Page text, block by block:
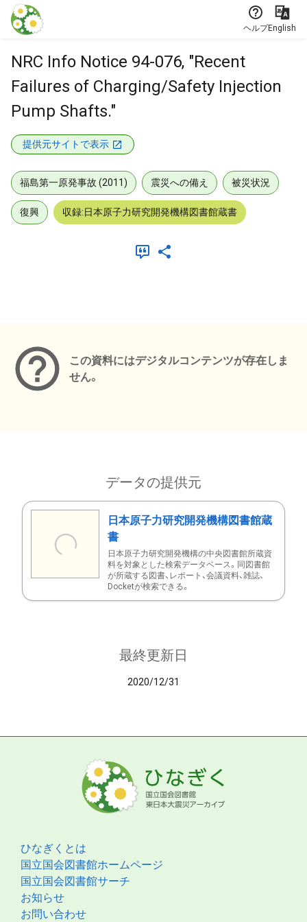
本文に飛ぶ
ヘルプEnglish
NRC Info Notice 94-076, "Recent
Failures of Charging/Safety Injection
Pump Shafts."
提供元サイトで表示
福島第一原発事故 (2011) 震災への備え 被災状況
復興 収録:日本原子力研究開発機構図書館蔵書
この資料にはデジタルコンテンツが存在しま
せん。
データの提供元
日本原子力研究開発機構図書館蔵
書
日本原子力研究開発機構の中央図書館所蔵資
料を対象とした検索データベース。同図書館
が所蔵する図書、レポート、会議資料、雑誌、
Docketが検索できる。
最終更新日
2020/12/31
ひなぎくとは
国立国会図書館ホームページ
国立国会図書館サーチ
お知らせ
お問い合わせ